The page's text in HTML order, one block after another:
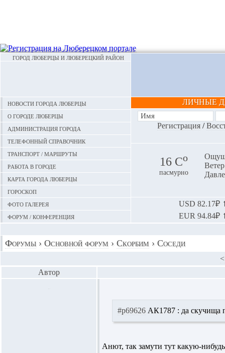
ГОРОД ЛЮБЕРЦЫ И ЛЮБЕРЕЦКИЙ РАЙОН
Новости города Люберцы
О городе Люберцы
Администрация города
Телефонный справочник
Транспорт / маршруты
Работа в городе
Карта города Люберцы
Гороскоп
Фото галерея
Форум / конференция
ЛИЧНЫЕ
Регистрация/
16 Сo
пасмурно
USD 82.17₽
EUR 94.84₽
Форумы › Основной форум › Скорбим › Соседи
Автор
#p69626 АК1787 : да скучища
Анют, так замути тут какую-